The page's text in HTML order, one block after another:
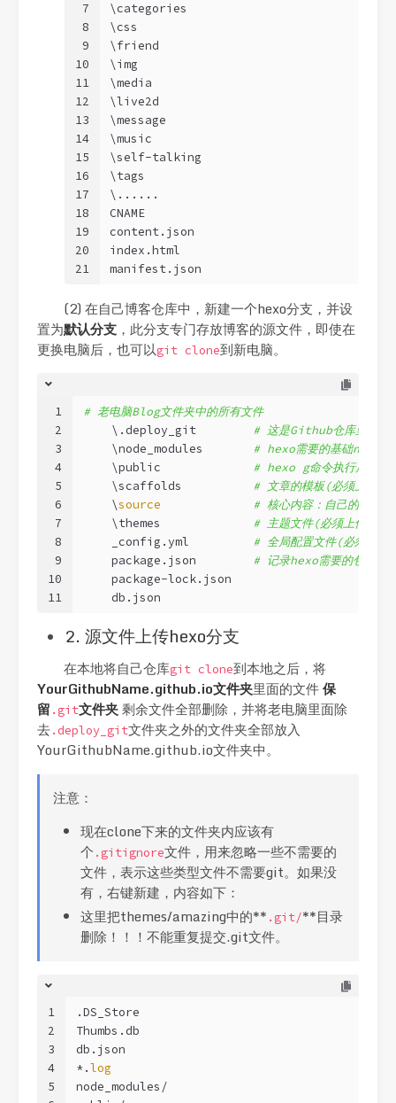
7
8
9
10
11
12
13
14
15
16
17
18
19
20
21
\categories
\css
\friend
\img
\media
\live2d
\message
\music
\self-talking
\tags
\......
CNAME
content.json
index.html
manifest.json
(2) 在自己博客仓库中，新建一个hexo分支，并设
置为默认分支 ，此分支专门存放博客的源文件，即使在
更换电脑后，也可以git clone到新电脑。
1
2
3
4
5
6
7
8
9
10
11
# 老电脑Blog文件夹中的所有文件
    \.deploy_git
# 这是Github仓库里需要
    \node_modules
# hexo需要的基础npm
    \public
# hexo g命令执行后生成
    \scaffolds
# 文章的模板(必须上传)
    \
source
# 核心内容：自己的文章
    \themes
# 主题文件(必须上传)
    _config.yml
# 全局配置文件(必须上传)
    package.json
# 记录hexo需要的包，换
    package-lock.json
    db.json
2. 源文件上传hexo分支
在本地将自己仓库git clone到本地之后，将
YourGithubName.github.io文件夹里面的文件保
留 .git文件夹剩余文件全部删除，并将老电脑里面除
去.deploy_git文件夹之外的文件夹全部放入
YourGithubName.github.io文件夹中。
注意：
现在clone下来的文件夹内应该有
个 .gitignore文件，用来忽略一些不需要的
文件，表示这些类型文件不需要git。如果没
有，右键新建，内容如下：
这里把themes/amazing中的** .git/**目录
删除！！！不能重复提交.git文件。
1
2
3
4
5
.DS_Store
Thumbs.db
db.json
*.log
node_modules/